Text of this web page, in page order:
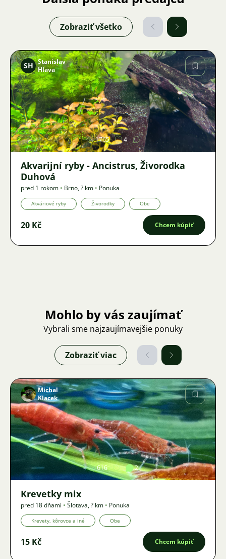
Zobraziť všetko
Obrázok
SH Stanislav
Hlava
1765 4
Akvarijní ryby - Ancistrus, Živorodka
Duhová
pred 1 rokom • Brno,? km • Ponuka
Akváriové ryby Živorodky Obe
20 Kč Chcem kúpiť
Mohlo by vás zaujímať
Vybrali sme najzaujímavejšie ponuky
Zobraziť viac
Obrázok
Michal
Klacek
616 2
Krevetky mix
pred 18 dňami • Šlotava,? km • Ponuka
Krevety, kôrovce a iné Obe
15 Kč Chcem kúpiť